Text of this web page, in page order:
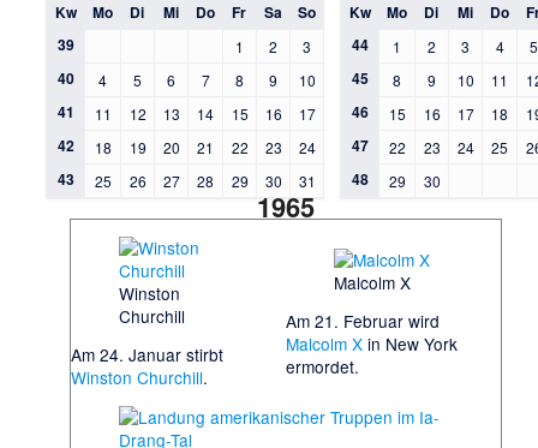
Kw
Mo Di Mi Do Fr Sa
So
39
1 2 3
40 4 5 6 7 8 9 10
41 11 12 13 14 15 16 17
42 18 19 20 21 22 23 24
43 25 26 27 28 29 30 31
Kw
Mo Di Mi Do
44
1 2 3 4 5
45 8 9 10 11
46 15 16 17 18
47 22 23 24 25
48 29 30
1965
Winston
Churchill
Am 24. Januar stirbt
Winston Churchill.
Malcolm X
Am 21. Februar wird
Malcolm Xin New York
ermordet.